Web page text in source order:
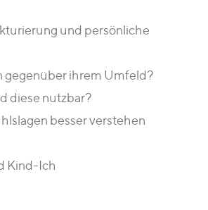
und persönliche
gegenüber ihrem Umfeld?
diese nutzbar?
besser verstehen
Kind-Ich